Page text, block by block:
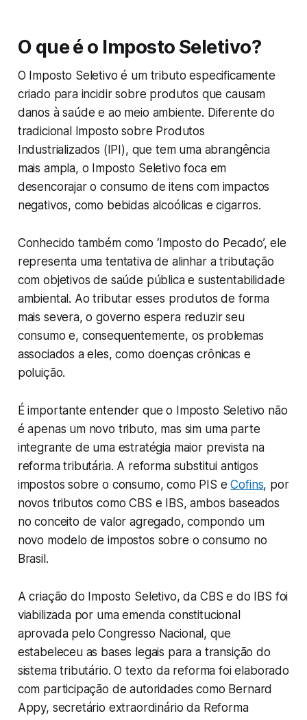
O que é o Imposto Seletivo?
O Imposto Seletivo é um tributo especificamente
criado para incidir sobre produtos que causam
danos à saúde e ao meio ambiente. Diferente do
tradicional Imposto sobre Produtos
Industrializados (IPI), que tem uma abrangência
mais ampla, o Imposto Seletivo foca em
desencorajar o consumo de itens com impactos
negativos, como bebidas alcoólicas e cigarros.
Conhecido também como ‘Imposto do Pecado’, ele
representa uma tentativa de alinhar a tributação
com objetivos de saúde pública e sustentabilidade
ambiental. Ao tributar esses produtos de forma
mais severa, o governo espera reduzir seu
consumo e, consequentemente, os problemas
associados a eles, como doenças crônicas e
poluição.
É importante entender que o Imposto Seletivo não
é apenas um novo tributo, mas sim uma parte
integrante de uma estratégia maior prevista na
reforma tributária. A reforma substitui antigos
impostos sobre o consumo, como PIS eCofins, por
novos tributos como CBS e IBS, ambos baseados
no conceito de valor agregado, compondo um
novo modelo de impostos sobre o consumo no
Brasil.
A criação do Imposto Seletivo, da CBS e do IBS foi
viabilizada por uma emenda constitucional
aprovada pelo Congresso Nacional, que
estabeleceu as bases legais para a transição do
sistema tributário. O texto da reforma foi elaborado
com participação de autoridades como Bernard
Appy, secretário extraordinário da Reforma